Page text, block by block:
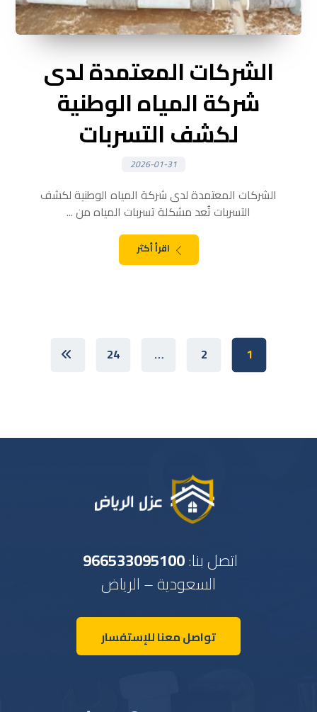
الشركات المعتمدة لدى
شركة المياه الوطنية
لكشف التسربات
2026-01-31
الشركات المعتمدة لدى شركة المياه الوطنية لكشف
التسربات تُعد مشكلة تسربات المياه من ...
اقرأ أكثر
1
2
…
24
اتصل بنا:966533095100
السعودية – الرياض
تواصل معنا للإستفسار